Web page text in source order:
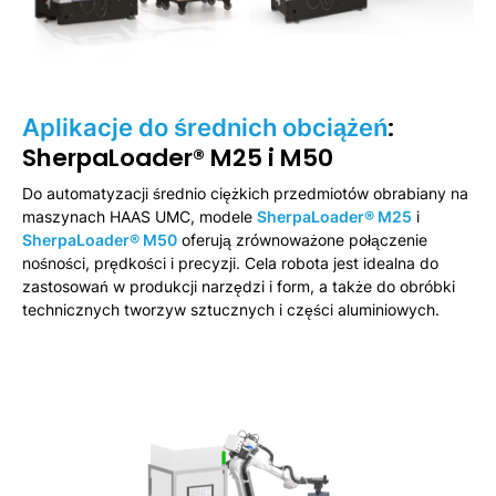
Aplikacje do średnich obciążeń:
SherpaLoader® M25 i M50
Do automatyzacji średnio ciężkich przedmiotów obrabiany na
maszynach HAAS UMC, modele SherpaLoader® M25 i
SherpaLoader® M50 oferują zrównoważone połączenie
nośności, prędkości i precyzji. Cela robota jest idealna do
zastosowań w produkcji narzędzi i form, a także do obróbki
technicznych tworzyw sztucznych i części aluminiowych.